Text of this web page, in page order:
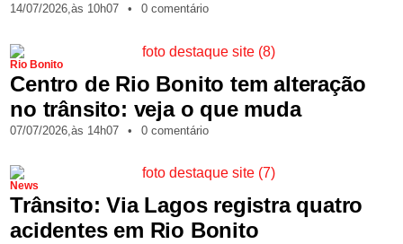
14/07/2026,às 10h07 • 0 comentário
Rio Bonito
Centro de Rio Bonito tem alteração
no trânsito: veja o que muda
07/07/2026,às 14h07 • 0 comentário
News
Trânsito: Via Lagos registra quatro
acidentes em Rio Bonito